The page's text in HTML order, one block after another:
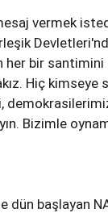
vermek
her bir
Hiç kimseye
Bizimle
dün başlayan